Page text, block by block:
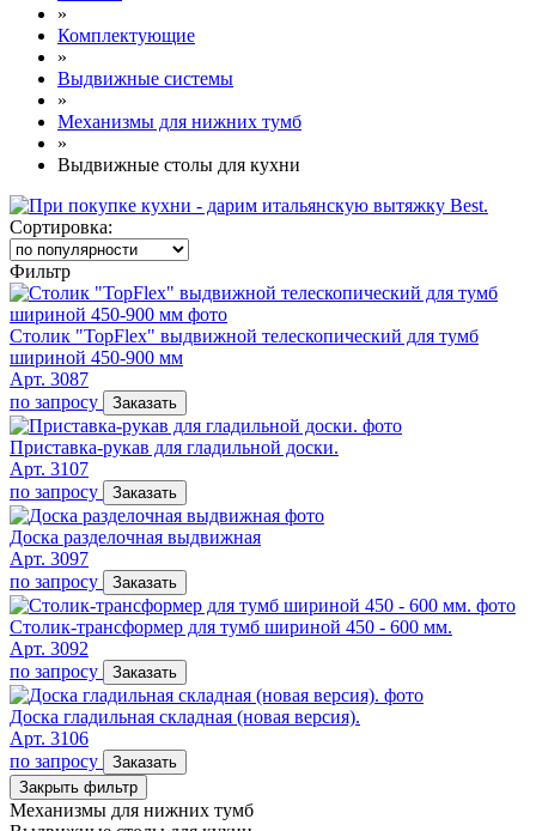
»
Комплектующие
»
Выдвижные системы
»
Механизмы для нижних тумб
»
Выдвижные столы для кухни
Сортировка:
Фильтр
Столик "TopFlex" выдвижной телескопический для тумб
шириной 450-900 мм
Арт. 3087
по запросу
Заказать
Приставка-рукав для гладильной доски.
Арт. 3107
по запросу
Заказать
Доска разделочная выдвижная
Арт. 3097
по запросу
Заказать
Столик-трансформер для тумб шириной 450 - 600 мм.
Арт. 3092
по запросу
Заказать
Доска гладильная складная (новая версия).
Арт. 3106
по запросу
Заказать
Закрыть фильтр
Механизмы для нижних тумб